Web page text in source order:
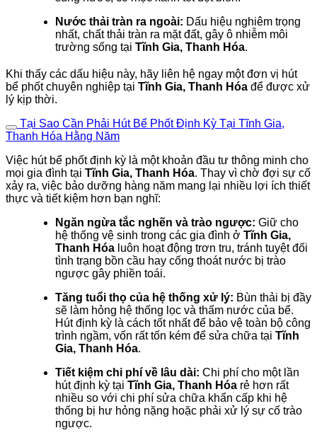
Nước thải tràn ra ngoài: Dấu hiệu nghiêm trọng
nhất, chất thải tràn ra mặt đất, gây ô nhiễm môi
trường sống tại Tĩnh Gia, Thanh Hóa.
Khi thấy các dấu hiệu này, hãy liên hệ ngay một đơn vị hút
bể phốt chuyên nghiệp tại Tĩnh Gia, Thanh Hóa để được xử
lý kịp thời.
Tại Sao Cần Phải Hút Bể Phốt Định Kỳ Tại Tĩnh Gia,
Thanh Hóa Hằng Năm
Việc hút bể phốt định kỳ là một khoản đầu tư thông minh cho
mọi gia đình tại Tĩnh Gia, Thanh Hóa. Thay vì chờ đợi sự cố
xảy ra, việc bảo dưỡng hàng năm mang lại nhiều lợi ích thiết
thực và tiết kiệm hơn bạn nghĩ:
Ngăn ngừa tắc nghẽn và trào ngược: Giữ cho
hệ thống vệ sinh trong các gia đình ở Tĩnh Gia,
Thanh Hóa luôn hoạt động trơn tru, tránh tuyệt đối
tình trạng bồn cầu hay cống thoát nước bị trào
ngược gây phiền toái.
Tăng tuổi thọ của hệ thống xử lý: Bùn thải bị đầy
sẽ làm hỏng hệ thống lọc và thấm nước của bể.
Hút định kỳ là cách tốt nhất để bảo vệ toàn bộ công
trình ngầm, vốn rất tốn kém để sửa chữa tại Tĩnh
Gia, Thanh Hóa.
Tiết kiệm chi phí về lâu dài: Chi phí cho một lần
hút định kỳ tại Tĩnh Gia, Thanh Hóa rẻ hơn rất
nhiều so với chi phí sửa chữa khẩn cấp khi hệ
thống bị hư hỏng nặng hoặc phải xử lý sự cố trào
ngược.